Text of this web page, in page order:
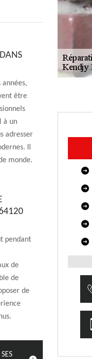
être
à un
adresser
Il
monde.
pendant
de
de
de